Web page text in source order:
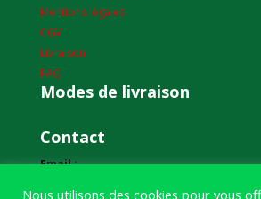
Mentions légales
CGV
Livraison
FAQ
Modes de livraison
Contact
Email :
Nous utilisons des cookies pour vous